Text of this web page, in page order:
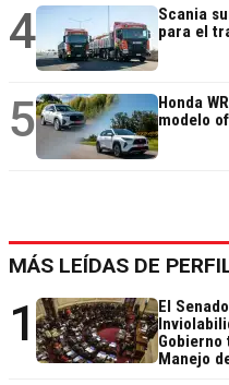
4
Scania
para el
5
Honda
modelo
MÁS LEÍDAS DE
1
El
Gobierno
Manejo